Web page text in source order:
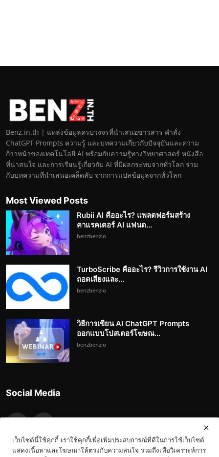
Benz.in.th | แหล่งข้อมูลครบวงจรที่นำเสนอข่าวสาร คำสั่ง
ChatGPT Prompts ความรู้ และบทความเกี่ยวกับปัจจุบันและความ
ก้าวหน้าของเทคโนโลยี AI พร้อมกับความรู้ทางวิทยาศาสตร์ หนังสือ
ที่น่าสนใจ และการเรียนรู้เกี่ยวกับ AI ที่มีผลกระทบจากทั่วโลก ร่วม
กับบทความที่นำเสนอเคล็ดลับ จากการแปลข้อมูลจากทั่วโลก
Most Viewed Posts
Rubii AI คืออะไร? แพลตฟอร์มสร้าง
คาแรคเตอร์ AI แฟนด...
benzbenzio
TurboScribe คืออะไร? รีวิวการใช้งาน AI
ถอดเสียงและ...
benzbenzio
วิธีการเขียน AI ChatGPT Prompts
ออกแบบโปสเตอร์โฆษณ...
benzbenzio
Social Media
เว็บไซต์นี้ใช้คุกกี้ เราใช้คุกกี้เพื่อเพิ่มประสบการณ์ที่ดีในการใช้เว็บไซต์
แสดงเนื้อหาและโฆษณาให้ตรงกับความสนใจ รวมถึงเพื่อวิเคราะห์การ